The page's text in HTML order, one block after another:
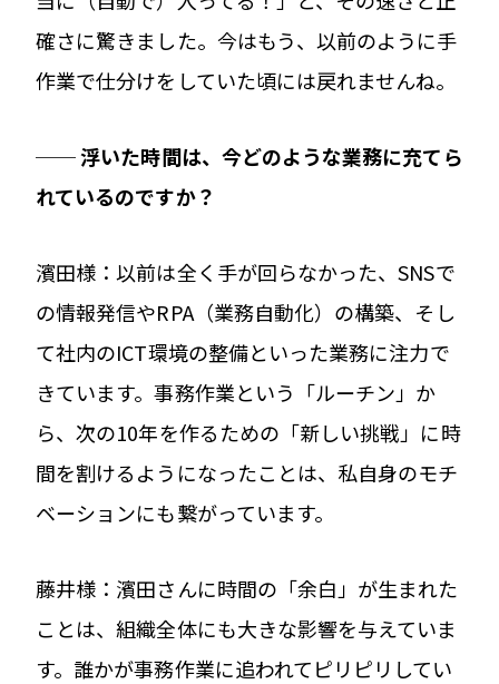
確さに驚きました。今はもう、以前のように手
作業で仕分けをしていた頃には戻れませんね。
── 浮いた時間は、今どのような業務に充てら
れているのですか？
濱田様：以前は全く手が回らなかった、SNSで
の情報発信やRPA（業務自動化）の構築、そし
て社内のICT環境の整備といった業務に注力で
きています。事務作業という「ルーチン」か
ら、次の10年を作るための「新しい挑戦」に時
間を割けるようになったことは、私自身のモチ
ベーションにも繋がっています。
藤井様：濱田さんに時間の「余白」が生まれた
ことは、組織全体にも大きな影響を与えていま
す。誰かが事務作業に追われてピリピリしてい